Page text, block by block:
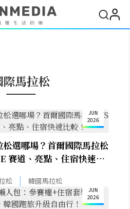
際馬拉松
JUN
2026
選哪場？首爾國際馬拉松
賽道、亮點、住宿快速比
松 韓國馬拉松
JUN
2026